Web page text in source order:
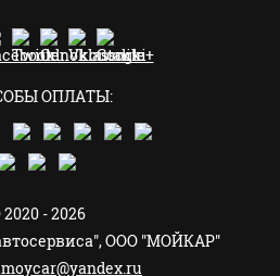
ОПЛАТЫ:
- 2026
ООО "МОЙКАР"